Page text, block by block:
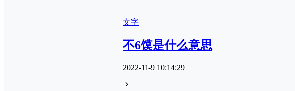
文字
不6馍是什么意思
2022-11-9 10:14:29